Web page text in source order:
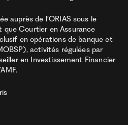
auprès de l’ORIAS sous le
Courtier en Assurance
en opérations de banque et
activités régulées par
en Investissement Financier